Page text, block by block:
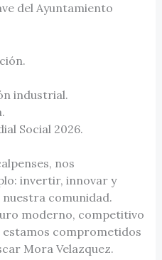
del Ayuntamiento
industrial.
Social 2026.
nos
invertir, innovar y
comunidad.
moderno, competitivo
estamos comprometidos
Mora Velazquez.